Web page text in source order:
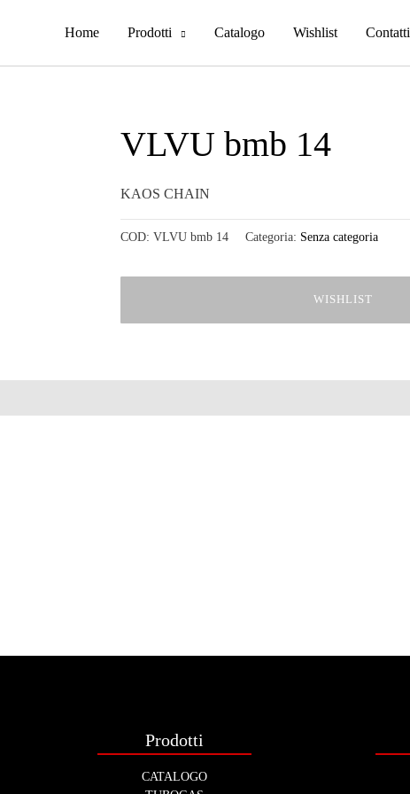
Home Prodotti Catalogo Wishlist Contatti
VLVU bmb 14
KAOS CHAIN
COD: VLVU bmb 14 Categoria: Senza categoria
WISHLIST
Prodotti
CATALOGO